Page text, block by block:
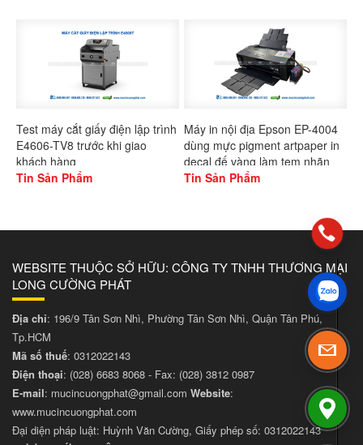
Test máy cắt giấy điện lập trình
E4606-TV8 trước khi giao
khách hàng
Tin Sản Phẩm
Máy in nội địa Epson EP-4004
dùng mực pigment artpaper in
decal đế vàng làm tem nhãn
Tin Sản Phẩm
WEBSITE THUỘC SỞ HỮU: CÔNG TY TNHH THƯƠNG MẠI
LONG CƯỜNG PHÁT
Địa chỉ: 196/9 Tân Sơn Nhì, Phường Tân Sơn Nhì, Quận Tân Phú,
Tp.HCM
Mã số thuế: 0312022143
Điện thoại: (028) 6683 8068 - Fax: (028) 3812 0987
E-mail: mucincuongphat@gmail.com Website:
www.mucincuongphat.com
Đại diện pháp luật: Huỳnh Văn Cường, Giấy phép số: 0312022143